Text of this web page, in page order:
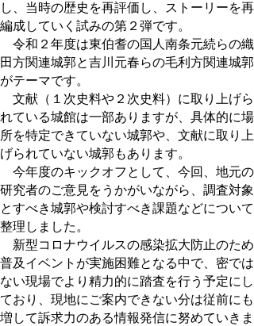
し、当時の歴史を再評価し、ストーリーを再
編成していく試みの第２弾です。
令和２年度は東伯耆の国人南条元続らの織
田方関連城郭と吉川元春らの毛利方関連城郭
がテーマです。
文献（１次史料や２次史料）に取り上げら
れている城館は一部ありますが、具体的に場
所を特定できていない城郭や、文献に取り上
げられていない城郭もあります。
今年度のキックオフとして、今回、地元の
研究者のご意見をうかがいながら、調査対象
とすべき城郭や検討すべき課題などについて
整理しました。
新型コロナウイルスの感染拡大防止のため
普及イベントが実施困難となる中で、密では
ない現場でより精力的に踏査を行う予定にし
ており、現地にご案内できない分は従前にも
増して訴求力のある情報発信に努めていきま